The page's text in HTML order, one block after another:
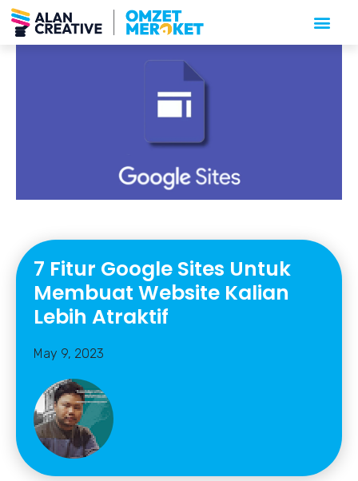
7 Fitur Google Sites Untuk
Membuat Website Kalian
Lebih Atraktif
May 9, 2023